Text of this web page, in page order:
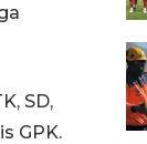
SD,
GPK.